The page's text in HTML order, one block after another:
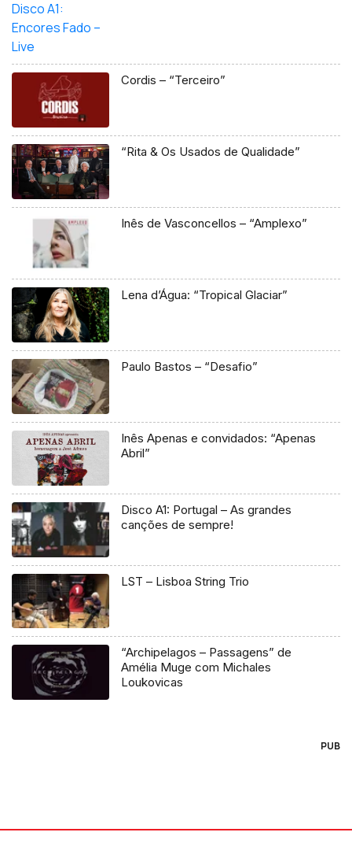
Cordis – “Terceiro”
“Rita & Os Usados de Qualidade”
Inês de Vasconcellos – “Amplexo”
Lena d’Água: “Tropical Glaciar”
Paulo Bastos – “Desafio”
Inês Apenas e convidados: “Apenas
Abril”
Disco A1: Portugal – As grandes
canções de sempre!
LST – Lisboa String Trio
“Archipelagos – Passagens” de
Amélia Muge com Michales
Loukovicas
PUB